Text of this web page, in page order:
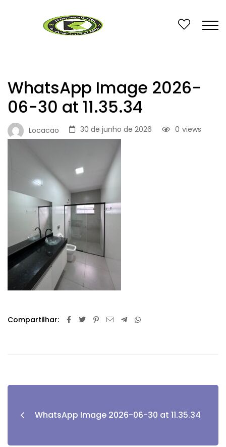
WhatsApp Image 2026-
06-30 at 11.35.34
Locacao 30 de junho de 2026 views
0
Compartilhar:
WhatsApp Image 2026-06-30 at 11.35.34